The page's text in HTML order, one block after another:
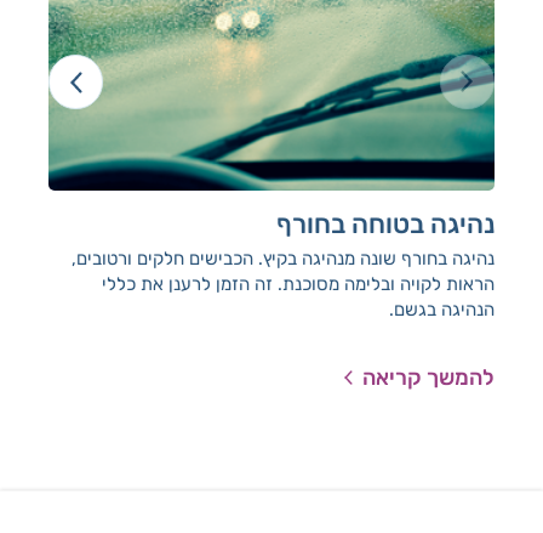
נהיגה בטוחה בחורף
נהיגה בחורף שונה מנהיגה בקיץ. הכבישים חלקים ורטובים,
הראות לקויה ובלימה מסוכנת. זה הזמן לרענן את כללי
הנהיגה בגשם.
להמשך קריאה